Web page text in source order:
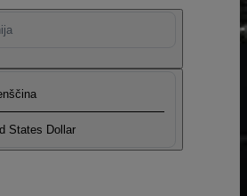
States Dollar